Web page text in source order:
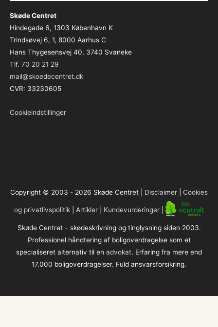
Skøde Centret
Hindegade 6, 1303 København K
Trindsøvej 6, 1, 8000 Aarhus C
Hans Thygesensvej 40, 3740 Svaneke
Tlf. 70 20 21 29
mail@skoedecentret.dk
CVR: 33230605
Cookieindstillinger
Copyright © 2003 - 2026 Skøde Centret Disclaimer Cookies
og privatlivspolitik| Artikler| Kundevurderinger|
Skøde Centret – skødeskrivning og tinglysning siden 2003.
Professionel håndtering af boligoverdragelse som et
specialiseret alternativ til en advokat. Erfaring fra mere end
17.000 boligoverdragelser. Fuld ansvarsforsikring.